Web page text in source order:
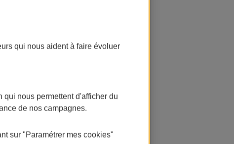
qui nous aident à faire évoluer
nous permettent d'afficher du
de nos campagnes.
sur "Paramétrer mes cookies"